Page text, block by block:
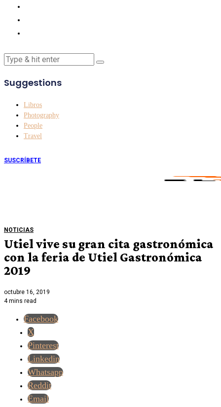
Suggestions
Libros
Photography
People
Travel
SUSCRÍBETE
NOTICIAS
Utiel vive su gran cita gastronómica
con la feria de Utiel Gastronómica
2019
octubre 16, 2019
4 mins read
Facebook
X
Pinterest
Linkedin
Whatsapp
Reddit
Email